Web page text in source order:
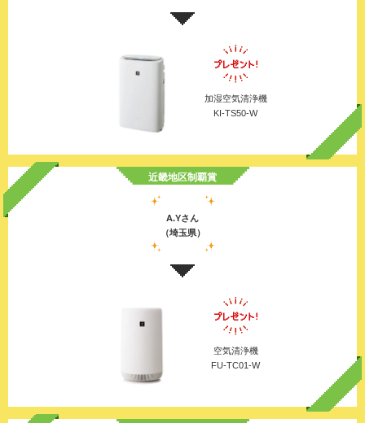
加湿空気清浄機
KI-TS50-W
近畿地区制覇賞
A.Yさん
（埼玉県）
空気清浄機
FU-TC01-W